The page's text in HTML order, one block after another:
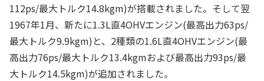
112ps/最大トルク14.8kgm)が搭載されました。そして翌
1967年1月、新たに1.3L直4OHVエンジン(最高出力63ps/
最大トルク9.9kgm)と、2種類の1.6L直4OHVエンジン(最
高出力76ps/最大トルク13.4kgmおよび最高出力93ps/最
大トルク14.5kgm)が追加されました。